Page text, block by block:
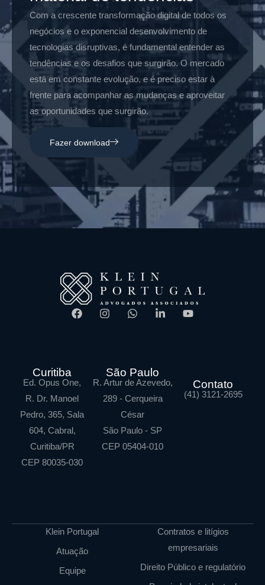
Com a crescente transformação digital de todos os
negócios e o exponencial desenvolvimento de
tecnologias disruptivas, é fundamental entender as
tendências e os desafios que surgirão. O mercado
está em constante evolução, e é preciso estar à
frente para acompanhar as mudanças e aproveitar
as oportunidades que surgirão.
Fazer download
Curitiba
Ed. Opus One,
R. Dr. Manoel
Pedro, 365, Sala
604, Cabral,
Curitiba/PR
CEP 80035-030
São Paulo
R. Artur de Azevedo,
289 - Cerqueira
César
São Paulo - SP
CEP 05404-010
Contato
(41) 3121-2695
Klein Portugal
Atuação
Equipe
Contratos e litígios
empresariais
Direito Público e regulatório